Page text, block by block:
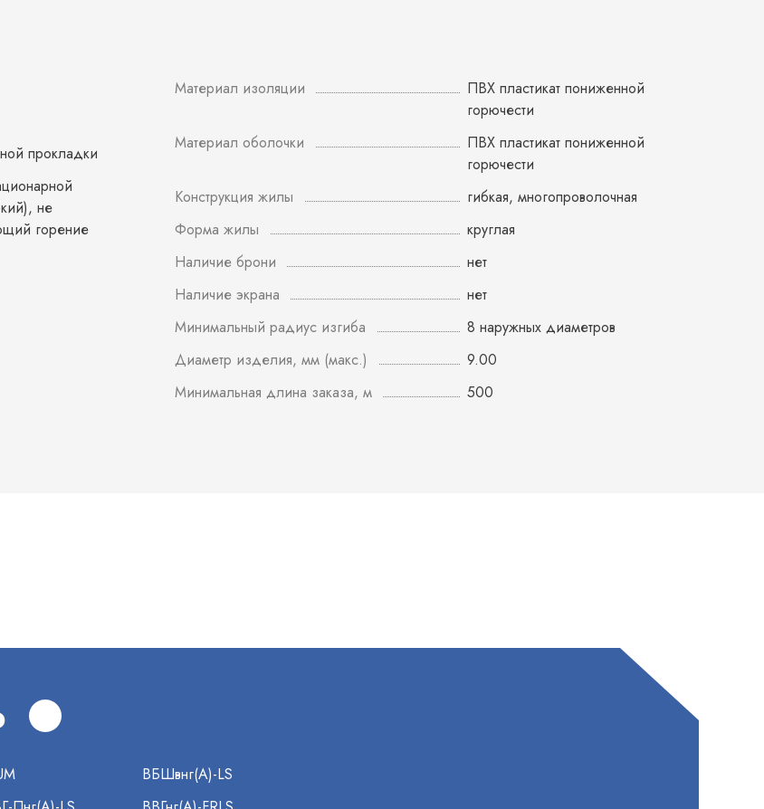
прокладки
не
горение
Материал изоляции
ПВХ пластикат пониженной
горючести
Материал оболочки
ПВХ пластикат пониженной
горючести
Конструкция жилы
гибкая, многопроволочная
Форма жилы
круглая
Наличие брони
нет
Наличие экрана
нет
Минимальный радиус изгиба
8 наружных диаметров
Диаметр изделия, мм (макс.)
9.00
Минимальная длина заказа, м
500
ВБШвнг(А)-LS